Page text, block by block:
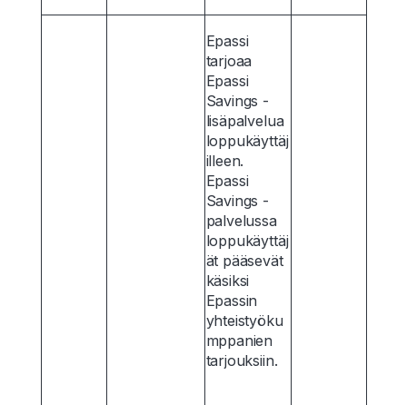
Epassi
tarjoaa
Epassi
Savings -
lisäpalvelua
loppukäyttäj
illeen.
Epassi
Savings -
palvelussa
loppukäyttäj
ät pääsevät
käsiksi
Epassin
yhteistyöku
mppanien
tarjouksiin.